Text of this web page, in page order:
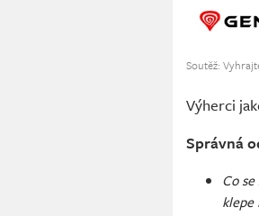
Soutěž:
Výherci
Správná
Co
klepe